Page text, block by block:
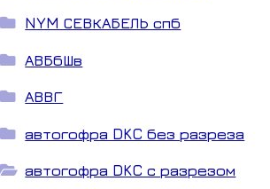
NYM СЕВКАБЕЛЬ спб
АВБбШв
АВВГ
автогофра DKC без разреза
автогофра DKC с разрезом